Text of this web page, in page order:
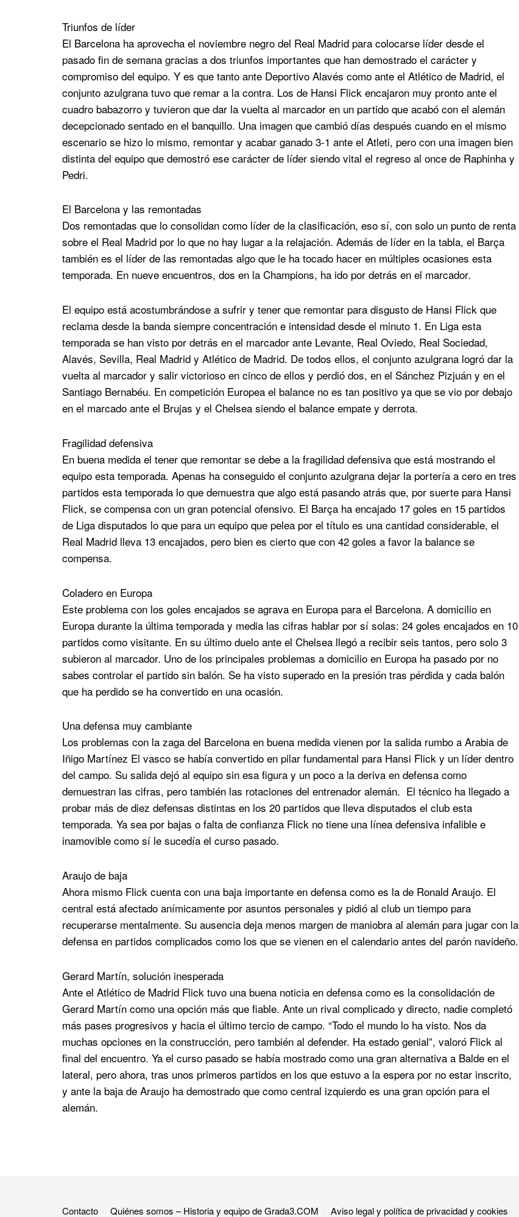
Triunfos de líder
El Barcelona ha aprovecha el noviembre negro del Real Madrid para colocarse líder desde el
pasado fin de semana gracias a dos triunfos importantes que han demostrado el carácter y
compromiso del equipo. Y es que tanto ante Deportivo Alavés como ante el Atlético de Madrid, el
conjunto azulgrana tuvo que remar a la contra. Los de Hansi Flick encajaron muy pronto ante el
cuadro babazorro y tuvieron que dar la vuelta al marcador en un partido que acabó con el alemán
decepcionado sentado en el banquillo. Una imagen que cambió días después cuando en el mismo
escenario se hizo lo mismo, remontar y acabar ganado 3-1 ante el Atleti, pero con una imagen bien
distinta del equipo que demostró ese carácter de líder siendo vital el regreso al once de Raphinha y
Pedri.
El Barcelona y las remontadas
Dos remontadas que lo consolidan como líder de la clasificación, eso sí, con solo un punto de renta
sobre el Real Madrid por lo que no hay lugar a la relajación. Además de líder en la tabla, el Barça
también es el líder de las remontadas algo que le ha tocado hacer en múltiples ocasiones esta
temporada. En nueve encuentros, dos en la Champions, ha ido por detrás en el marcador.
El equipo está acostumbrándose a sufrir y tener que remontar para disgusto de Hansi Flick que
reclama desde la banda siempre concentración e intensidad desde el minuto 1. En Liga esta
temporada se han visto por detrás en el marcador ante Levante, Real Oviedo, Real Sociedad,
Alavés, Sevilla, Real Madrid y Atlético de Madrid. De todos ellos, el conjunto azulgrana logró dar la
vuelta al marcador y salir victorioso en cinco de ellos y perdió dos, en el Sánchez Pizjuán y en el
Santiago Bernabéu. En competición Europea el balance no es tan positivo ya que se vio por debajo
en el marcado ante el Brujas y el Chelsea siendo el balance empate y derrota.
Fragilidad defensiva
En buena medida el tener que remontar se debe a la fragilidad defensiva que está mostrando el
equipo esta temporada. Apenas ha conseguido el conjunto azulgrana dejar la portería a cero en tres
partidos esta temporada lo que demuestra que algo está pasando atrás que, por suerte para Hansi
Flick, se compensa con un gran potencial ofensivo. El Barça ha encajado 17 goles en 15 partidos
de Liga disputados lo que para un equipo que pelea por el título es una cantidad considerable, el
Real Madrid lleva 13 encajados, pero bien es cierto que con 42 goles a favor la balance se
compensa.
Coladero en Europa
Este problema con los goles encajados se agrava en Europa para el Barcelona. A domicilio en
Europa durante la última temporada y media las cifras hablar por sí solas: 24 goles encajados en 10
partidos como visitante. En su último duelo ante el Chelsea llegó a recibir seis tantos, pero solo 3
subieron al marcador. Uno de los principales problemas a domicilio en Europa ha pasado por no
sabes controlar el partido sin balón. Se ha visto superado en la presión tras pérdida y cada balón
que ha perdido se ha convertido en una ocasión.
Una defensa muy cambiante
Los problemas con la zaga del Barcelona en buena medida vienen por la salida rumbo a Arabia de
Iñigo Martínez El vasco se había convertido en pilar fundamental para Hansi Flick y un líder dentro
del campo. Su salida dejó al equipo sin esa figura y un poco a la deriva en defensa como
demuestran las cifras, pero también las rotaciones del entrenador alemán. El técnico ha llegado a
probar más de diez defensas distintas en los 20 partidos que lleva disputados el club esta
temporada. Ya sea por bajas o falta de confianza Flick no tiene una línea defensiva infalible e
inamovible como sí le sucedía el curso pasado.
Araujo de baja
Ahora mismo Flick cuenta con una baja importante en defensa como es la de Ronald Araujo. El
central está afectado anímicamente por asuntos personales y pidió al club un tiempo para
recuperarse mentalmente. Su ausencia deja menos margen de maniobra al alemán para jugar con la
defensa en partidos complicados como los que se vienen en el calendario antes del parón navideño.
Gerard Martín, solución inesperada
Ante el Atlético de Madrid Flick tuvo una buena noticia en defensa como es la consolidación de
Gerard Martín como una opción más que fiable. Ante un rival complicado y directo, nadie completó
más pases progresivos y hacia el último tercio de campo. “Todo el mundo lo ha visto. Nos da
muchas opciones en la construcción, pero también al defender. Ha estado genial”, valoró Flick al
final del encuentro. Ya el curso pasado se había mostrado como una gran alternativa a Balde en el
lateral, pero ahora, tras unos primeros partidos en los que estuvo a la espera por no estar inscrito,
y ante la baja de Araujo ha demostrado que como central izquierdo es una gran opción para el
alemán.
Contacto Quiénes somos – Historia y equipo de Grada3.COM Aviso legal y política de privacidad y cookies​